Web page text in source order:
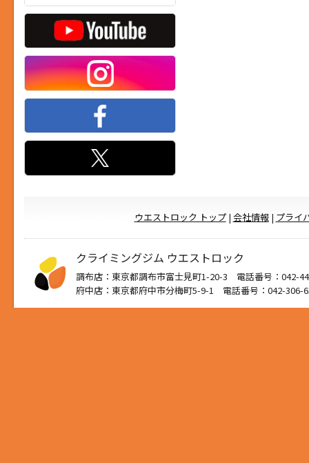
ウエストロック トップ| 会社情報| プライ
クライミングジム ウエストロック
調布店：東京都調布市富士見町1-20-3 電話番号：042-
府中店：東京都府中市分梅町5-9-1 電話番号：042-306-